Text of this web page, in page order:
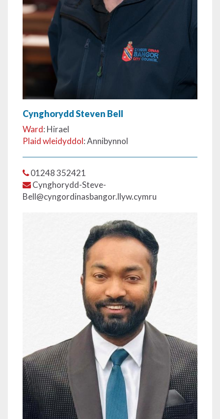
Cynghorydd Steven Bell
Ward: Hirael
Plaid wleidyddol: Annibynnol
01248 352421
Cynghorydd-Steve-
Bell@cyngordinasbangor.llyw.cymru